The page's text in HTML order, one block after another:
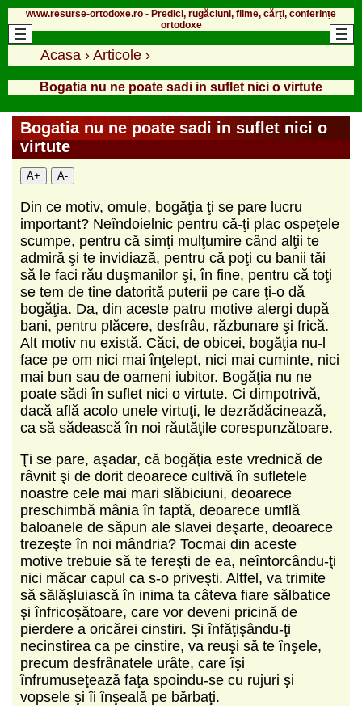
www.resurse-ortodoxe.ro - Predici, rugăciuni, filme, cărți, conferințe
ortodoxe
Acasa › Articole ›
Bogatia nu ne poate sadi in suflet nici o virtute
Bogatia nu ne poate sadi in suflet nici o
virtute
A+ A-
Din ce motiv, omule, bogăţia ţi se pare lucru
important? Neîndoielnic pentru că-ţi plac ospeţele
scumpe, pentru că simţi mulţumire când alţii te
admiră şi te invidiază, pentru că poţi cu banii tăi
să le faci rău duşmanilor şi, în fine, pentru că toţi
se tem de tine datorită puterii pe care ţi-o dă
bogăţia. Da, din aceste patru motive alergi după
bani, pentru plăcere, desfrâu, răzbunare şi frică.
Alt motiv nu există. Căci, de obicei, bogăţia nu-l
face pe om nici mai înţelept, nici mai cuminte, nici
mai bun sau de oameni iubitor. Bogăţia nu ne
poate sădi în suflet nici o virtute. Ci dimpotrivă,
dacă află acolo unele virtuţi, le dezrădăcinează,
ca să sădească în noi răutăţile corespunzătoare.
Ţi se pare, aşadar, că bogăţia este vrednică de
râvnit şi de dorit deoarece cultivă în sufletele
noastre cele mai mari slăbiciuni, deoarece
preschimbă mânia în faptă, deoarece umflă
baloanele de săpun ale slavei deşarte, deoarece
trezeşte în noi mândria? Tocmai din aceste
motive trebuie să te fereşti de ea, neîntorcându-ţi
nici măcar capul ca s-o priveşti. Altfel, va trimite
să sălăşluiască în inima ta câteva fiare sălbatice
şi înfricoşătoare, care vor deveni pricină de
pierdere a oricărei cinstiri. Şi înfăţişându-ţi
necinstirea ca pe cinstire, va reuşi să te înşele,
precum desfrânatele urâte, care îşi
înfrumuseţează faţa spoindu-se cu rujuri şi
vopsele şi îi înşeală pe bărbaţi.